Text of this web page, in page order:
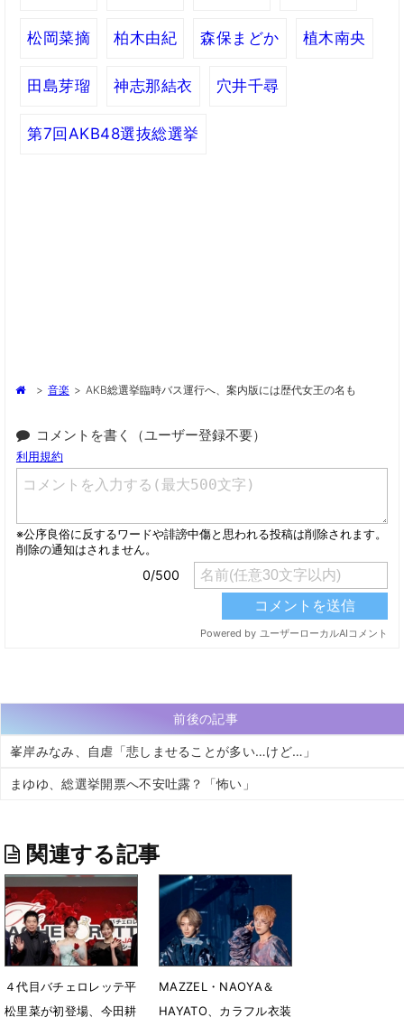
松岡菜摘 柏木由紀 森保まどか 植木南央
田島芽瑠 神志那結衣 穴井千尋
第7回AKB48選抜総選挙
> 音楽 > AKB総選挙臨時バス運行へ、案内版には歴代女王の名も
コメントを書く（ユーザー登録不要）
前後の記事
峯岸みなみ、自虐「悲しませることが多い…けど…」
まゆゆ、総選挙開票へ不安吐露？「怖い」
関連する記事
４代目バチェロレッテ平
松里菜が初登場、今田耕
MAZZEL・NAOYA＆
HAYATO、カラフル衣装